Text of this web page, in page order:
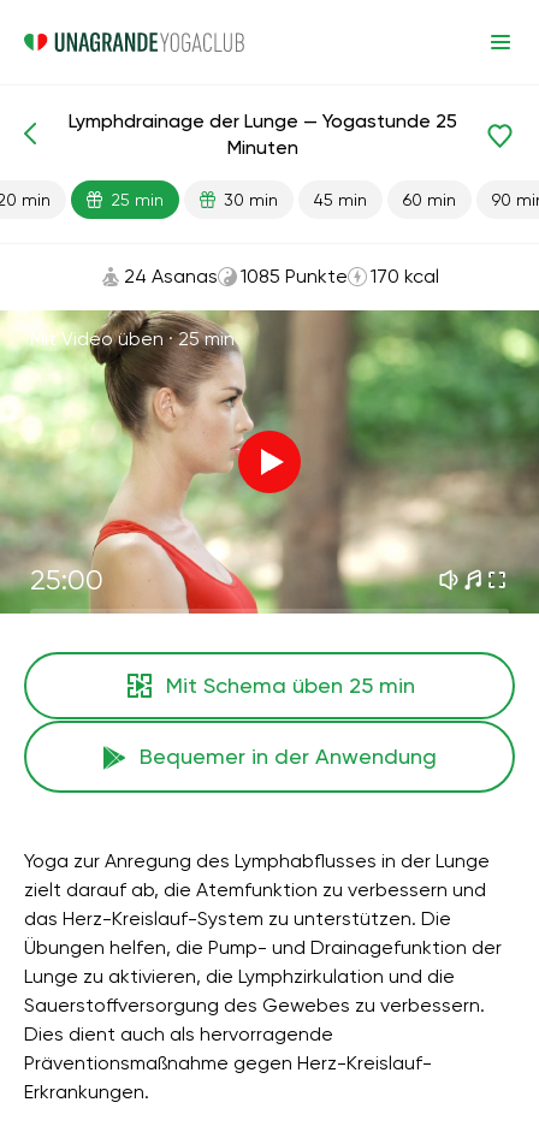
Lunge
Lymphdrainage der Lunge — Yogastunde 25
Minuten
min 25 min 30 min 45 min 60 min 90
24 Asanas 1085 Punkte 170 kcal
Mit Video üben ·25 min
25:00
Mit Schema üben 25 min
Bequemer in der Anwendung
Yoga zur Anregung des Lymphabflusses in der Lunge
zielt darauf ab, die Atemfunktion zu verbessern und
das Herz-Kreislauf-System zu unterstützen. Die
Übungen helfen, die Pump- und Drainagefunktion der
Lunge zu aktivieren, die Lymphzirkulation und die
Sauerstoffversorgung des Gewebes zu verbessern.
Dies dient auch als hervorragende
Präventionsmaßnahme gegen Herz-Kreislauf-
Erkrankungen.